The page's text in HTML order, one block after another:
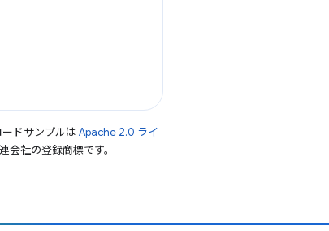
ドサンプルは Apache 2.0 ライ
社の登録商標です。